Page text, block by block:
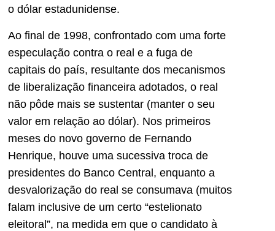
o dólar estadunidense.
Ao final de 1998, confrontado com uma forte
especulação contra o real e a fuga de
capitais do país, resultante dos mecanismos
de liberalização financeira adotados, o real
não pôde mais se sustentar (manter o seu
valor em relação ao dólar). Nos primeiros
meses do novo governo de Fernando
Henrique, houve uma sucessiva troca de
presidentes do Banco Central, enquanto a
desvalorização do real se consumava (muitos
falam inclusive de um certo “estelionato
eleitoral”, na medida em que o candidato à